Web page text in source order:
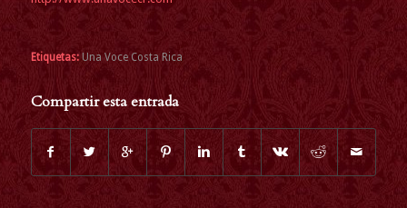
Etiquetas: Una Voce Costa Rica
Compartir esta entrada